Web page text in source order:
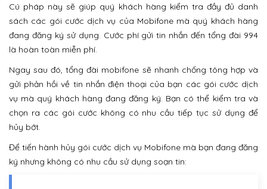
Cú pháp này sẽ giúp quý khách hàng kiểm tra đầy đủ danh
sách các gói cước dịch vụ của Mobifone mà quý khách hàng
đang đăng ký sử dụng. Cước phí gửi tin nhắn đến tổng đài 994
là hoàn toàn miễn phí.
Ngay sau đó, tổng đài mobifone sẽ nhanh chống tông hợp và
gửi phản hồi về tin nhắn điện thoại của bạn các gói cước dịch
vụ mà quý khách hàng đang đăng ký. Bạn có thể kiểm tra và
chọn ra các gói cước không có nhu cầu tiếp tục sử dụng để
hủy bớt.
Để tiến hành hủy gói cước dịch vụ Mobifone mà bạn đang đăng
ký nhưng không có nhu cầu sử dụng soạn tin: